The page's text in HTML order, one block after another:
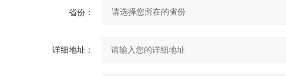
省份：
详细地址：